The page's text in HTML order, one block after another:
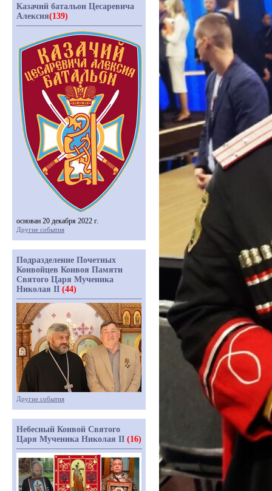
Казачий батальон Цесаревича
Алексия(139)
основан 20 декабря 2022 г.
Другие события
Подразделение Почетных
Конвойцев Конвоя Памяти
Святого Царя Мученика
Николая II (44)
Другие события
Небесный Конвой Святого
Царя Мученика Николая II (16)